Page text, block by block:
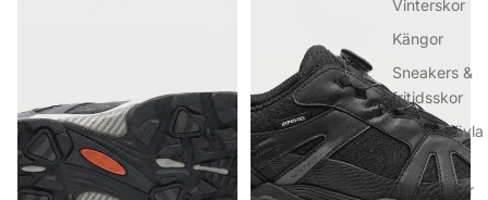
Vinterskor
Kängor
Sneakers &
fritidsskor
Gummistövla
r
Jaktkängor